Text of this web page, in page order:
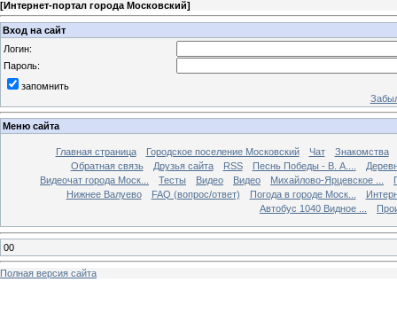
[Интернет-портал города Московский]
Вход на сайт
Логин:
Пароль:
запомнить
Меню сайта
Главная страница Городское поселение Московский Чат
Знакомства
Обратная связь
Друзья сайта RSS Песнь Победы - В. А....
Видеочат города Моск...
Тесты Видео Видео Михайлово-Ярцевское ...
Нижнее Валуево
FAQ (вопрос/ответ) Погода в городе Моск...
Автобус 1040 Видное ...
00
Полная версия сайта